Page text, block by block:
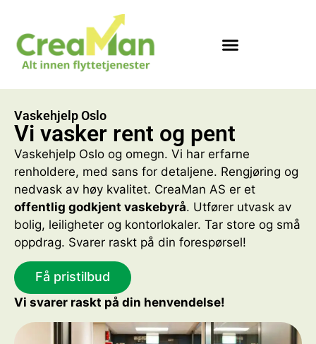
Vaskehjelp Oslo
Vi vasker rent og pent
Vaskehjelp Oslo og omegn. Vi har erfarne
renholdere, med sans for detaljene. Rengjøring og
nedvask av høy kvalitet. CreaMan AS er et
offentlig godkjent vaskebyrå. Utfører utvask av
bolig, leiligheter og kontorlokaler. Tar store og små
oppdrag. Svarer raskt på din forespørsel!
Få pristilbud
Vi svarer raskt på din henvendelse!